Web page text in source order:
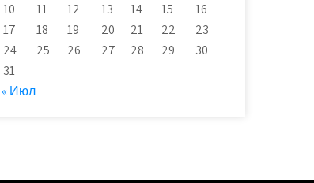
10
11 12 13 14 15
16
17
18 19 20 21 22
23
24
25 26 27 28 29
30
31
« Июл